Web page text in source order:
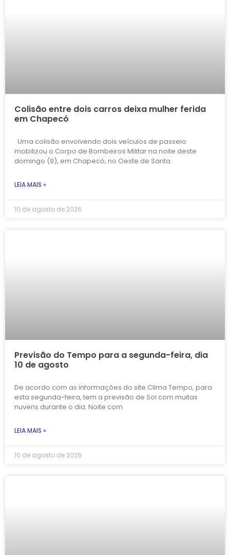
Colisão entre dois carros deixa mulher ferida
em Chapecó
Uma colisão envolvendo dois veículos de passeio
mobilizou o Corpo de Bombeiros Militar na noite deste
domingo (9), em Chapecó, no Oeste de Santa
LEIA MAIS »
10 de agosto de 2026
Previsão do Tempo para a segunda-feira, dia
10 de agosto
De acordo com as informações do site Clima Tempo, para
esta segunda-feira, tem a previsão de Sol com muitas
nuvens durante o dia. Noite com
LEIA MAIS »
10 de agosto de 2026